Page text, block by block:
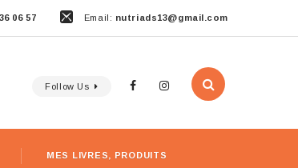
06 57 Email: nutriads13@gmail.com
Follow Us
MES LIVRES, PRODUITS